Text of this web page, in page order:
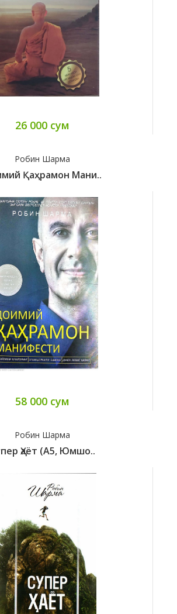
26 000 сум
Робин Шарма
Қаҳрамон Мани..
58 000 сум
Робин Шарма
Ҳаёт (А5, Юмшо..